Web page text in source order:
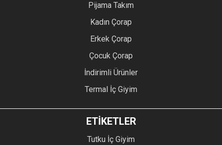
Pijama Takım
Kadın Çorap
Erkek Çorap
Çocuk Çorap
İndirimli Ürünler
Termal İç Giyim
ETİKETLER
Tutku İç Giyim